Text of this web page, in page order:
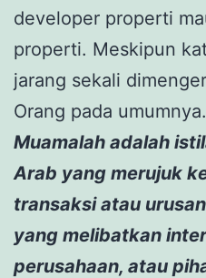
developer properti
properti. Meskipun
jarang sekali
Orang pada umumnya.
Muamalah adalah
Arab yang merujuk
transaksi atau
yang melibatkan
perusahaan, atau